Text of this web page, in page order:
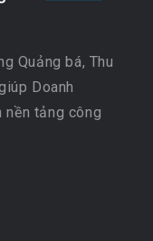
Quảng bá, Thu
Doanh
tảng công